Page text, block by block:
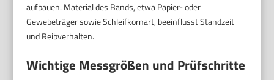
aufbauen. Material des Bands, etwa Papier- oder
Gewebeträger sowie Schleifkornart, beeinflusst Standzeit
und Reibverhalten.
Wichtige Messgrößen und Prüfschritte